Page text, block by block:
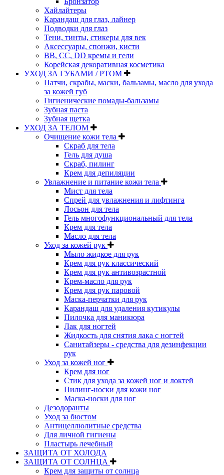
Хайлайтеры
Карандаш для глаз, лайнер
Подводки для глаз
Тени, тинты, стикеры для век
Аксессуары, спонжи, кисти
BB, CC, DD кремы и гели
Корейская декоративная косметика
УХОД ЗА ГУБАМИ / РТОМ
Патчи, скрабы, маски, бальзамы, масло для ухода
за кожей губ
Гигиенические помады-бальзамы
Зубная паста
Зубная щетка
УХОД ЗА ТЕЛОМ
Очищение кожи тела
Скраб для тела
Гель для душа
Скраб, пилинг
Крем для депиляции
Увлажнение и питание кожи тела
Мист для тела
Спрей для увлажнения и лифтинга
Лосьон для тела
Гель многофункциональный для тела
Крем для тела
Масло для тела
Уход за кожей рук
Мыло жидкое для рук
Крем для рук классический
Крем для рук антивозрастной
Крем-масло для рук
Крем для рук паровой
Маска-перчатки для рук
Карандаш для удаления кутикулы
Пилочка для маникюра
Лак для ногтей
Жидкость для снятия лака с ногтей
Санитайзеры - средства для дезинфекции
рук
Уход за кожей ног
Крем для ног
Стик для ухода за кожей ног и локтей
Пилинг-носки для кожи ног
Маска-носки для ног
Дезодоранты
Уход за бюстом
Антицеллюлитные средства
Для личной гигиены
Пластырь лечебный
ЗАЩИТА ОТ ХОЛОДА
ЗАЩИТА ОТ СОЛНЦА
Крем для защиты от солнца